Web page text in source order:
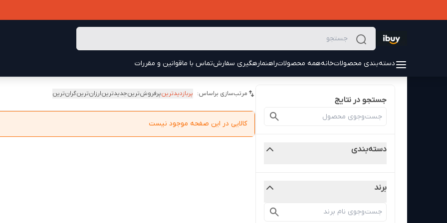
دسته‌بندی محصولاتخانههمه محصولاتراهنمارهگیری سفارشتماس با ماقوانین و مقررات
جستجو در نتایج
دسته‌بندی
برند
مرتب‌سازی براساس: پربازدیدترینپرفروش‌ترینجدیدترینارزان‌ترینگران‌ترین
کالایی در این صفحه موجود نیست